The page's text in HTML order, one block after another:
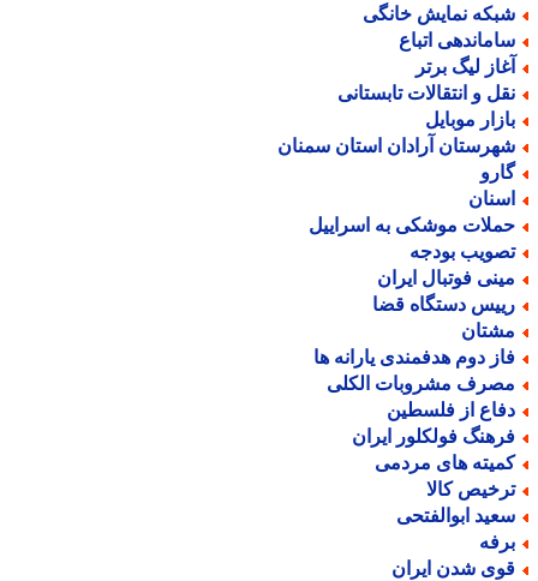
نمایش خانگی
اتباع
لیگ برتر
و انتقالات تابستانی
موبایل
آرادان استان سمنان
موشکی به اسراییل
بودجه
فوتبال ایران
دستگاه قضا
دوم هدفمندی یارانه ها
مشروبات الکلی
از فلسطین
فولکلور ایران
های مردمی
کالا
ابوالفتحی
شدن ایران